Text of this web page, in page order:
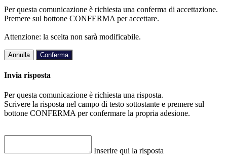
Per questa comunicazione è richiesta una conferma di accettazione.
Premere sul bottone CONFERMA per accettare.
Attenzione: la scelta non sarà modificabile.
Annulla Conferma
Invia risposta
Per questa comunicazione è richiesta una risposta.
Scrivere la risposta nel campo di testo sottostante e premere sul
bottone CONFERMA per confermare la propria adesione.
Inserire qui la risposta